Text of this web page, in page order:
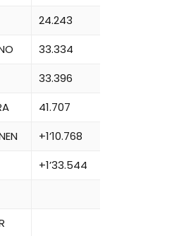
24.243
33.334
33.396
41.707
+1’10.768
+1’33.544